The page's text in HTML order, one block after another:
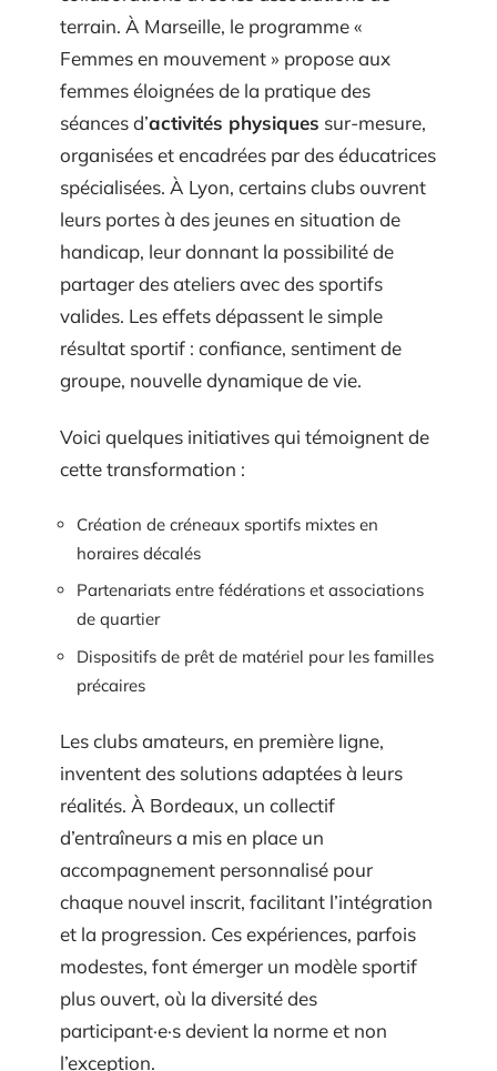
terrain. À Marseille, le programme «
Femmes en mouvement » propose aux
femmes éloignées de la pratique des
séances d’activités physiques sur-mesure,
organisées et encadrées par des éducatrices
spécialisées. À Lyon, certains clubs ouvrent
leurs portes à des jeunes en situation de
handicap, leur donnant la possibilité de
partager des ateliers avec des sportifs
valides. Les effets dépassent le simple
résultat sportif : confiance, sentiment de
groupe, nouvelle dynamique de vie.
Voici quelques initiatives qui témoignent de
cette transformation :
Création de créneaux sportifs mixtes en
horaires décalés
Partenariats entre fédérations et associations
de quartier
Dispositifs de prêt de matériel pour les familles
précaires
Les clubs amateurs, en première ligne,
inventent des solutions adaptées à leurs
réalités. À Bordeaux, un collectif
d’entraîneurs a mis en place un
accompagnement personnalisé pour
chaque nouvel inscrit, facilitant l’intégration
et la progression. Ces expériences, parfois
modestes, font émerger un modèle sportif
plus ouvert, où la diversité des
participant·e·s devient la norme et non
l’exception.